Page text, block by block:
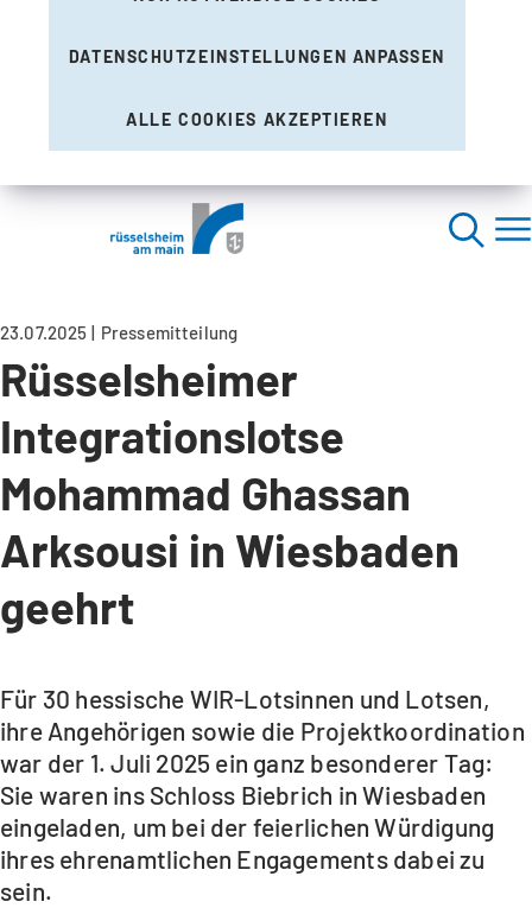
DATENSCHUTZEINSTELLUNGEN ANPASSEN
ALLE COOKIES AKZEPTIEREN
23.07.2025 Pressemitteilung
Rüsselsheimer
Integrationslotse
Mohammad Ghassan
Arksousi in Wiesbaden
geehrt
Für 30 hessische WIR-Lotsinnen und Lotsen,
ihre Angehörigen sowie die Projektkoordination
war der 1. Juli 2025 ein ganz besonderer Tag:
Sie waren ins Schloss Biebrich in Wiesbaden
eingeladen, um bei der feierlichen Würdigung
ihres ehrenamtlichen Engagements dabei zu
sein.